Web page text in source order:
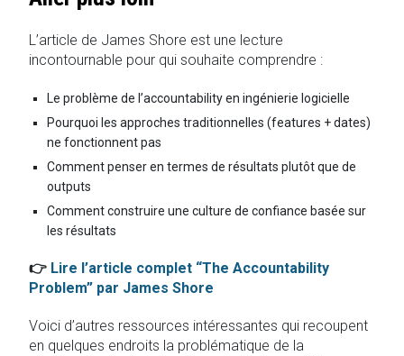
L’article de James Shore est une lecture
incontournable pour qui souhaite comprendre :
Le problème de l’accountability en ingénierie logicielle
Pourquoi les approches traditionnelles (features + dates)
ne fonctionnent pas
Comment penser en termes de résultats plutôt que de
outputs
Comment construire une culture de confiance basée sur
les résultats
👉 Lire l’article complet “The Accountability
Problem” par James Shore
Voici d’autres ressources intéressantes qui recoupent
en quelques endroits la problématique de la